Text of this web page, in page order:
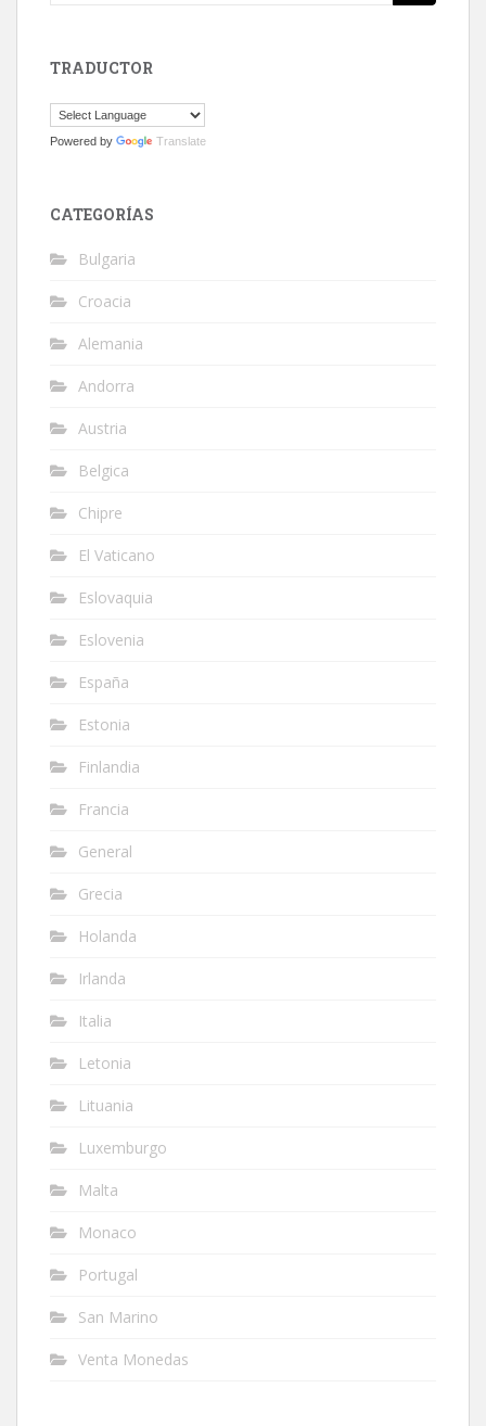
TRADUCTOR
Powered by Translate
CATEGORÍAS
Bulgaria
Croacia
Alemania
Andorra
Austria
Belgica
Chipre
El Vaticano
Eslovaquia
Eslovenia
España
Estonia
Finlandia
Francia
General
Grecia
Holanda
Irlanda
Italia
Letonia
Lituania
Luxemburgo
Malta
Monaco
Portugal
San Marino
Venta Monedas